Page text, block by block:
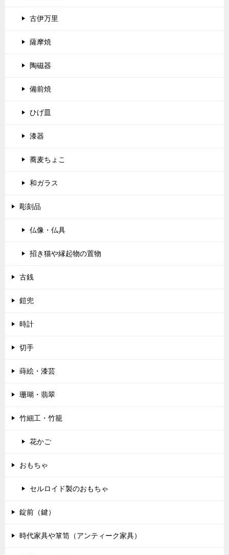
古伊万里
薩摩焼
陶磁器
備前焼
ひげ皿
漆器
蕎麦ちょこ
和ガラス
彫刻品
仏像・仏具
招き猫や縁起物の置物
古銭
鎧兜
時計
切手
蒔絵・漆芸
珊瑚・翡翠
竹細工・竹籠
花かご
おもちゃ
セルロイド製のおもちゃ
錠前（鍵）
時代家具や箪笥（アンティーク家具）